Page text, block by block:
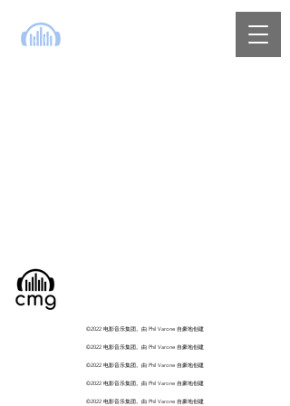
©2022 电影音乐集团。由 Phil Varone 自豪地创建
©2022 电影音乐集团。由 Phil Varone 自豪地创建
©2022 电影音乐集团。由 Phil Varone 自豪地创建
©2022 电影音乐集团。由 Phil Varone 自豪地创建
©2022 电影音乐集团。由 Phil Varone 自豪地创建